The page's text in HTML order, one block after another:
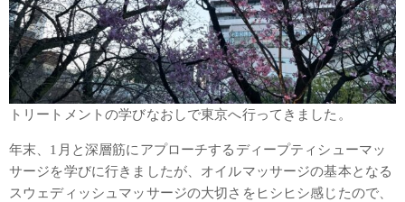
トリートメントの学びなおしで東京へ行ってきました。
年末、1月と深層筋にアプローチするディープティシューマッ
サージを学びに行きましたが、オイルマッサージの基本となる
スウェディッシュマッサージの大切さをヒシヒシ感じたので、